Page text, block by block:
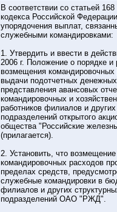
В соответствии со статьей
кодекса Российской
упорядочения выплат,
служебными командировками:
1. Утвердить и ввести в
2006 г. Положение о порядке и
возмещения командировочных
выдачи подотчетных
представления авансовых
командировочных и
работников филиалов и
подразделений открытого
общества "Российские
(прилагается).
2. Установить, что возмещение
командировочных расходов
пределах средств,
служебные командировки в
филиалов и других
подразделений ОАО "РЖД".